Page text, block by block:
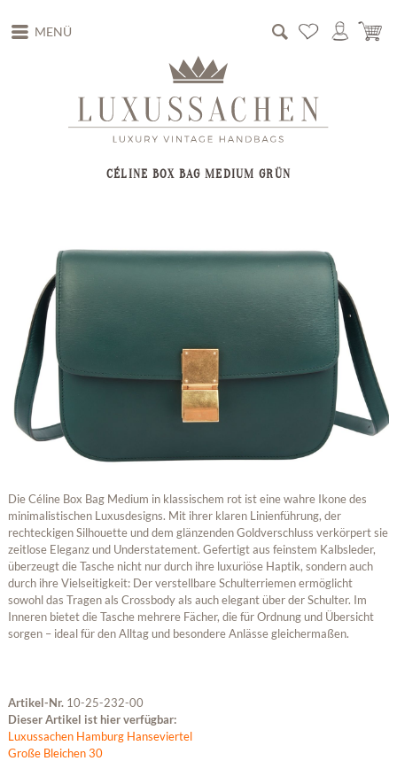
MENÜ
CÉLINE BOX BAG MEDIUM GRÜN
Die Céline Box Bag Medium in klassischem rot ist eine wahre Ikone des
minimalistischen Luxusdesigns. Mit ihrer klaren Linienführung, der
rechteckigen Silhouette und dem glänzenden Goldverschluss verkörpert sie
zeitlose Eleganz und Understatement. Gefertigt aus feinstem Kalbsleder,
überzeugt die Tasche nicht nur durch ihre luxuriöse Haptik, sondern auch
durch ihre Vielseitigkeit: Der verstellbare Schulterriemen ermöglicht
sowohl das Tragen als Crossbody als auch elegant über der Schulter. Im
Inneren bietet die Tasche mehrere Fächer, die für Ordnung und Übersicht
sorgen – ideal für den Alltag und besondere Anlässe gleichermaßen.
Artikel-Nr. 10-25-232-00
Dieser Artikel ist hier verfügbar:
Luxussachen Hamburg Hanseviertel
Große Bleichen 30